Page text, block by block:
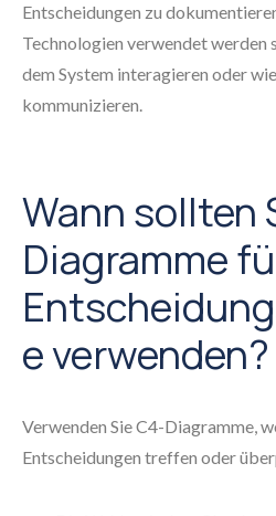
Entscheidungen zu
Technologien verwendet werden
dem System interagieren oder
kommunizieren.
Wann sollten
Diagramme
e verwenden?
Verwenden Sie C4-Diagramme,
Entscheidungen treffen oder